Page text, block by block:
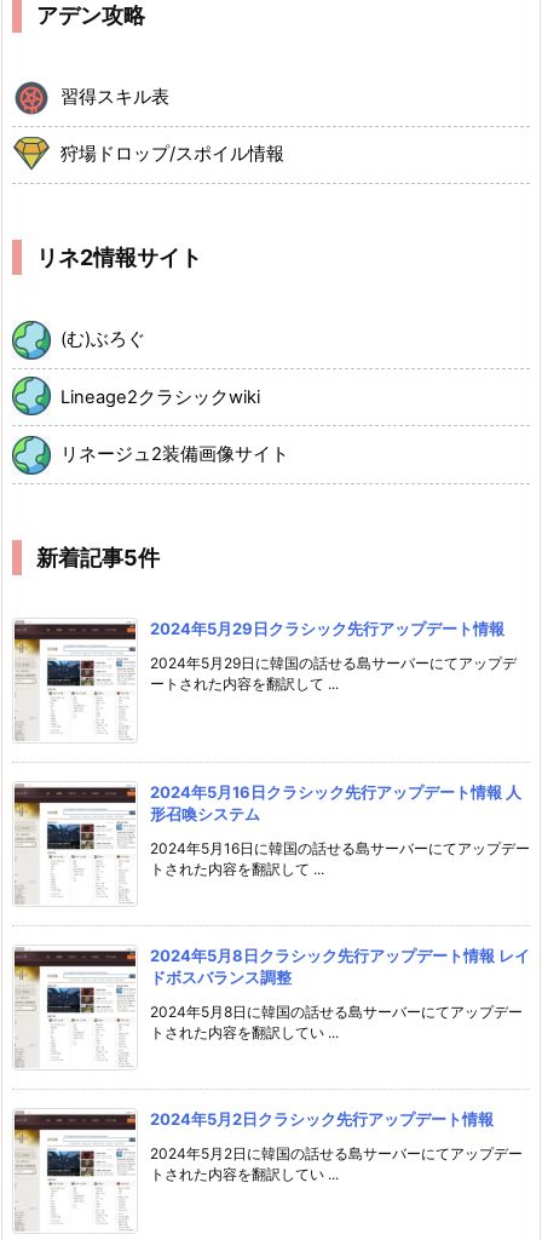
アデン攻略
習得スキル表
狩場ドロップ/スポイル情報
リネ2情報サイト
(む)ぶろぐ
Lineage2クラシックwiki
リネージュ2装備画像サイト
新着記事5件
2024年5月29日クラシック先行アップデート情報
2024年5月29日に韓国の話せる島サーバーにてアップデ
ートされた内容を翻訳して ...
2024年5月16日クラシック先行アップデート情報 人
形召喚システム
2024年5月16日に韓国の話せる島サーバーにてアップデー
トされた内容を翻訳して ...
2024年5月8日クラシック先行アップデート情報 レイ
ドボスバランス調整
2024年5月8日に韓国の話せる島サーバーにてアップデー
トされた内容を翻訳してい ...
2024年5月2日クラシック先行アップデート情報
2024年5月2日に韓国の話せる島サーバーにてアップデー
トされた内容を翻訳してい ...